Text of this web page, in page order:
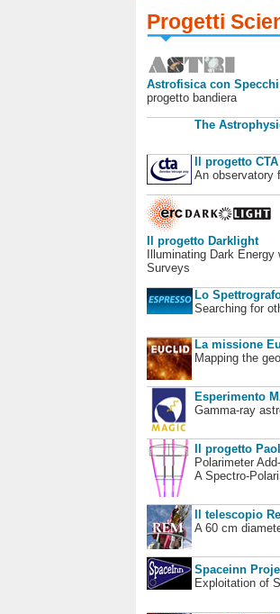
Progetti
Astrofisica con
progetto bandiera
The
Il progetto CTA
An observatory
Il progetto Darklight
Illuminating Dark
Surveys
Lo
Searching for
La missione
Mapping the
Esperimento
Gamma-ray
Il progetto
Polarimeter
A Spectro-
Il telescopio
A 60 cm
Spaceinn
Exploitation of